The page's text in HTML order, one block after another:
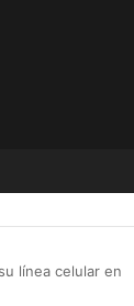
cortinas
línea celular en